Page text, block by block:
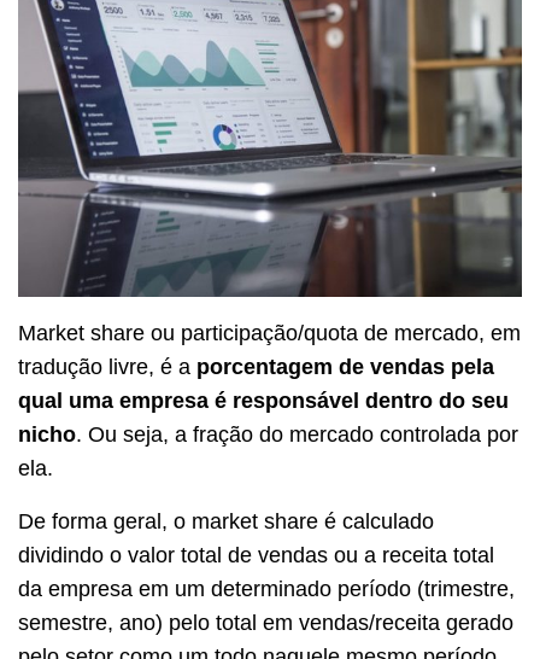
Market share ou participação/quota de mercado, em
tradução livre, é a porcentagem de vendas pela
qual uma empresa é responsável dentro do seu
nicho. Ou seja, a fração do mercado controlada por
ela.
De forma geral, o market share é calculado
dividindo o valor total de vendas ou a receita total
da empresa em um determinado período (trimestre,
semestre, ano) pelo total em vendas/receita gerado